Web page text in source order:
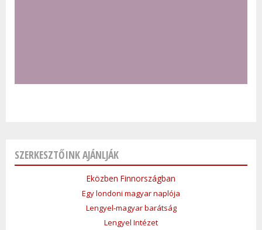
SZERKESZTŐINK AJÁNLJÁK
Eközben Finnországban
Egy londoni magyar naplója
Lengyel-magyar barátság
Lengyel Intézet